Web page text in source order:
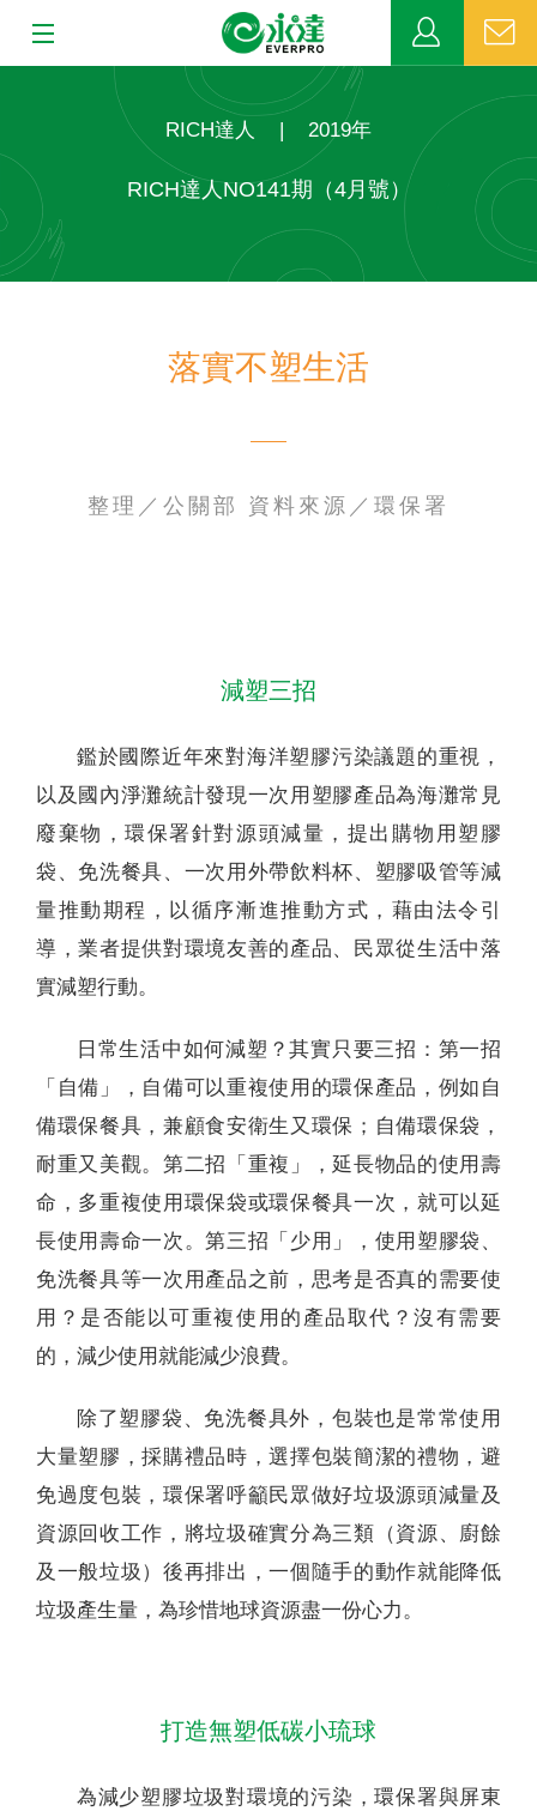
MDRT
網站連結
RICH達人 | 2019年
RICH達人NO141期（4月號）
落實不塑生活
整理／公關部 資料來源／環保署
減塑三招
鑑於國際近年來對海洋塑膠污染議題的重視，
以及國內淨灘統計發現一次用塑膠產品為海灘常見
廢棄物，環保署針對源頭減量，提出購物用塑膠
袋、免洗餐具、一次用外帶飲料杯、塑膠吸管等減
量推動期程，以循序漸進推動方式，藉由法令引
導，業者提供對環境友善的產品、民眾從生活中落
實減塑行動。
日常生活中如何減塑？其實只要三招：第一招
「自備」，自備可以重複使用的環保產品，例如自
備環保餐具，兼顧食安衛生又環保；自備環保袋，
耐重又美觀。第二招「重複」，延長物品的使用壽
命，多重複使用環保袋或環保餐具一次，就可以延
長使用壽命一次。第三招「少用」，使用塑膠袋、
免洗餐具等一次用產品之前，思考是否真的需要使
用？是否能以可重複使用的產品取代？沒有需要
的，減少使用就能減少浪費。
除了塑膠袋、免洗餐具外，包裝也是常常使用
大量塑膠，採購禮品時，選擇包裝簡潔的禮物，避
免過度包裝，環保署呼籲民眾做好垃圾源頭減量及
資源回收工作，將垃圾確實分為三類（資源、廚餘
及一般垃圾）後再排出，一個隨手的動作就能降低
垃圾產生量，為珍惜地球資源盡一份心力。
打造無塑低碳小琉球
為減少塑膠垃圾對環境的污染，環保署與屏東